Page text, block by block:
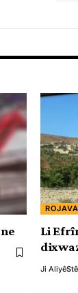
ROJAVA
Li
Ji Aliyê